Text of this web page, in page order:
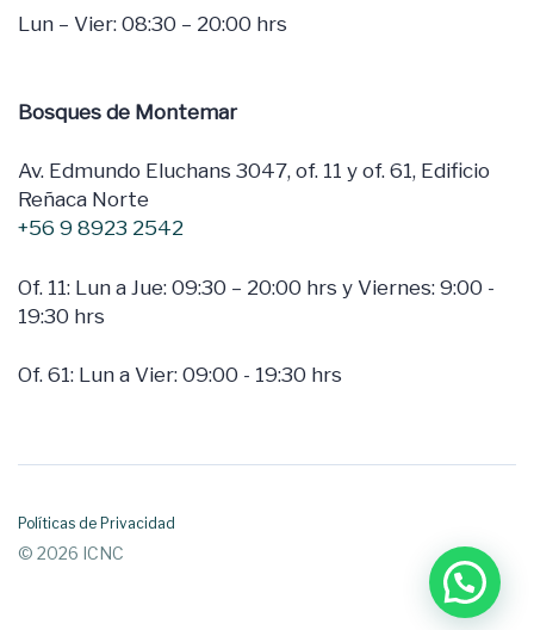
Lun – Vier: 08:30 – 20:00 hrs
Bosques de Montemar
Av. Edmundo Eluchans 3047, of. 11 y of. 61, Edificio
Reñaca Norte
+56 9 8923 2542
Of. 11: Lun a Jue: 09:30 – 20:00 hrs y Viernes: 9:00 -
19:30 hrs
Of. 61: Lun a Vier: 09:00 - 19:30 hrs
Políticas de Privacidad
© 2026 ICNC